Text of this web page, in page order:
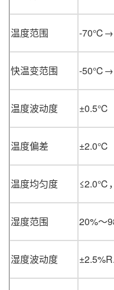
温度范围 -
快温变范围 -
温度波动度 ±0.5℃
温度偏差 ±2.0℃
温度均匀度 ≤2.0℃
湿度范围 20%～
湿度波动度